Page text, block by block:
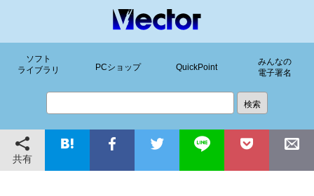
ソフト
ライブラリ
PCショップ QuickPoint
みんなの
電子署名
共有